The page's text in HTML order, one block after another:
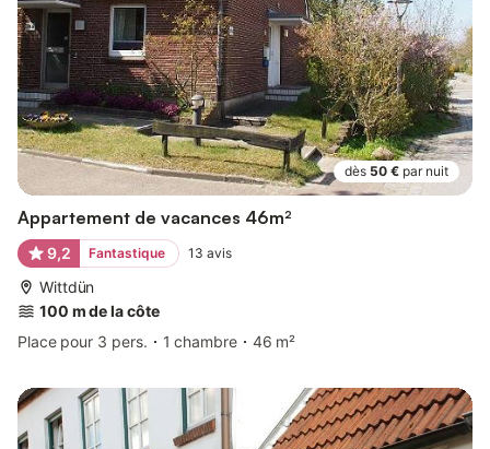
dès 50 € par nuit
Appartement de vacances 46m²
9,2 Fantastique 13 avis
Wittdün
100 m de la côte
Place pour 3 pers.
1 chambre 46 m²